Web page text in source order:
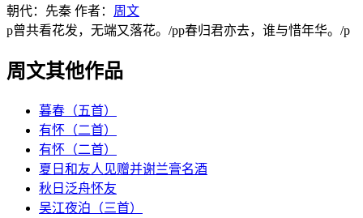
朝代：先秦 作者： 周文
p曾共看花发，无端又落花。/pp春归君亦去，谁与惜年华。/p
周文其他作品
暮春（五首）
有怀（二首）
有怀（二首）
夏日和友人见赠并谢兰膏名酒
秋日泛舟怀友
吴江夜泊（三首）